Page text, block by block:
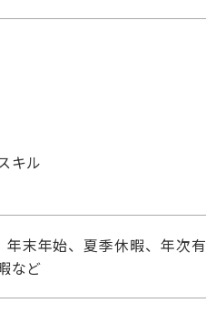
キル
年始、夏季休暇、年次有
など